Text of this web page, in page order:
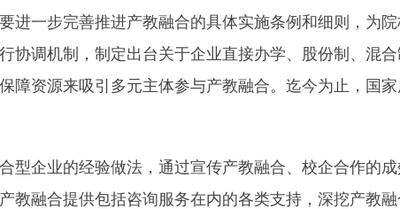
一步完善推进产教融合的具体实施条例和细则，为
协调机制，制定出台关于企业直接办学、股份制、混
资源来吸引多元主体参与产教融合。迄今为止，国
企业的经验做法，通过宣传产教融合、校企合作的成
教融合提供包括咨询服务在内的各类支持，深挖产教